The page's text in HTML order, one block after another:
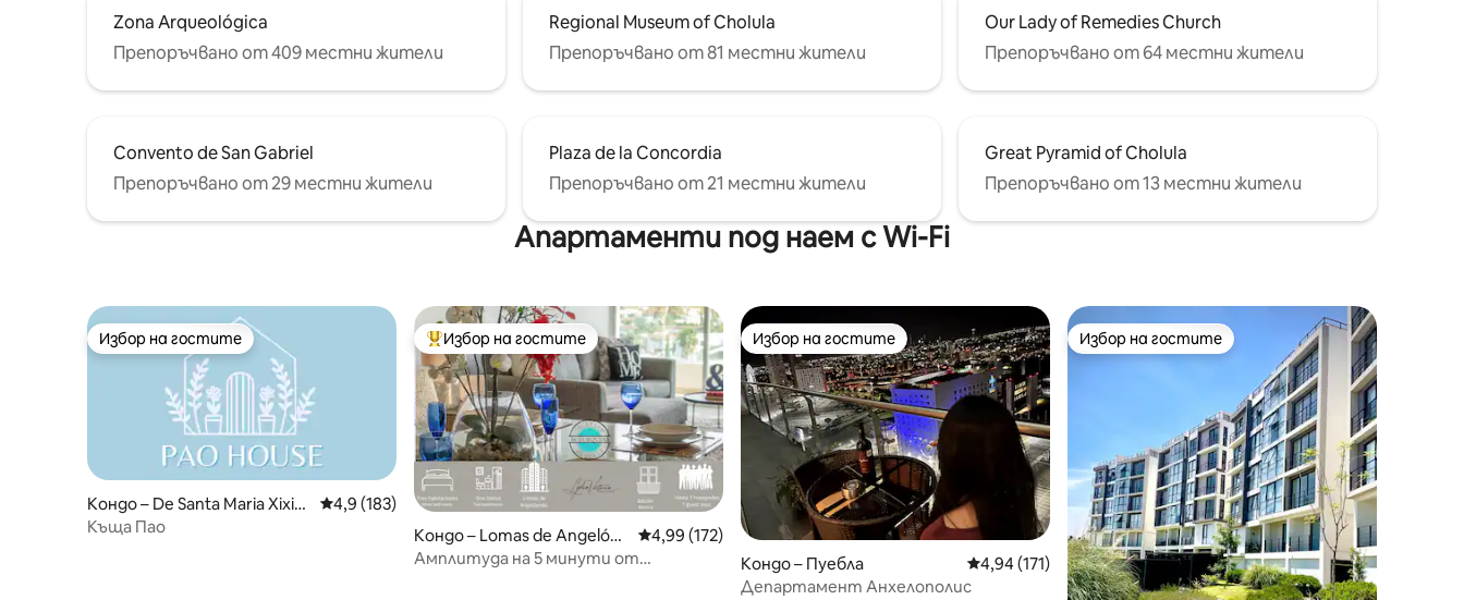
Zona Arqueológica
Препоръчвано от 409 местни жители
Regional Museum of Cholula
Препоръчвано от 81 местни жители
Our Lady of Remedies Church
Препоръчвано от 64 местни жители
Convento de San Gabriel
Препоръчвано от 29 местни жители
Plaza de la Concordia
Препоръчвано от 21 местни жители
Great Pyramid of Cholula
Препоръчвано от 13 местни жители
Апартаменти под наем с Wi-Fi
Избор на гостите
Избор на гостите
Кондо – De Santa Maria Xixitl
a
Средна оценка: 4,9 от 5, 183 отзива
4,9 (183)
Къща Пао
Най-популярен избор на гостите
Избор на гостите
Кондо – Lomas de Angelópo
lis
Средна оценка: 4,99 от 5, 172 отзива
4,99 (172)
Амплитуда на 5 минути от
Избор на гостите
Избор на гостите
Кондо – Пуебла Средна оценка: 4,94 от 5, 171 отзива
4,94 (171)
Департамент Анхелополис
Избор на гостите
Избор на гостите